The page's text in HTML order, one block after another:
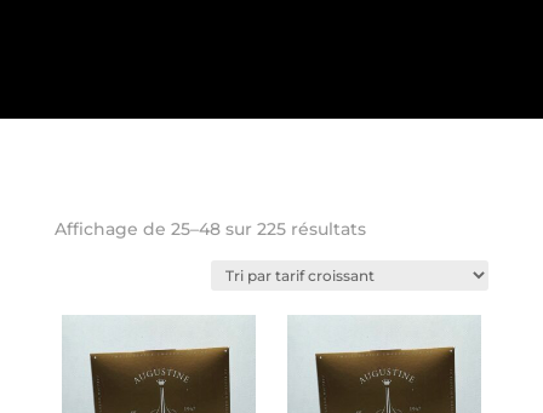
Affichage de 25–48 sur 225 résultatsTrié
prix
croissant